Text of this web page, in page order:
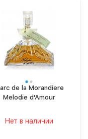
de la Morandiere
Melodie d'Amour
Нет в наличии